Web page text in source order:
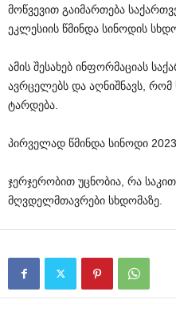
მოწვევით გაიმართება
ეკლესიის წმინდა სინოდის
ამის შესახებ ინფორმაციას
ავრცელებს და აღნიშნავს,
ტარდება.
პირველად წმინდა სინოდი
ჯერჯერობით უცნობია, რა
მღვდელმთავრები სხდომაზე.